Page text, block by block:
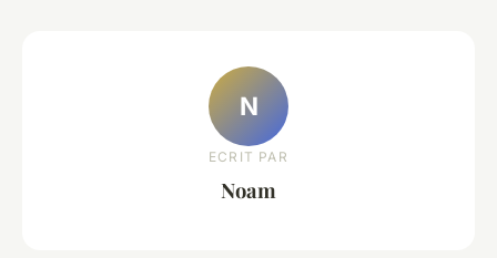
N
ECRIT PAR
Noam